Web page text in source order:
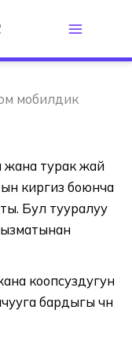
мобилдик
жана турак жай
киргизүү боюнча
Бул тууралуу
коопсуздугун
бардыгы үчүн